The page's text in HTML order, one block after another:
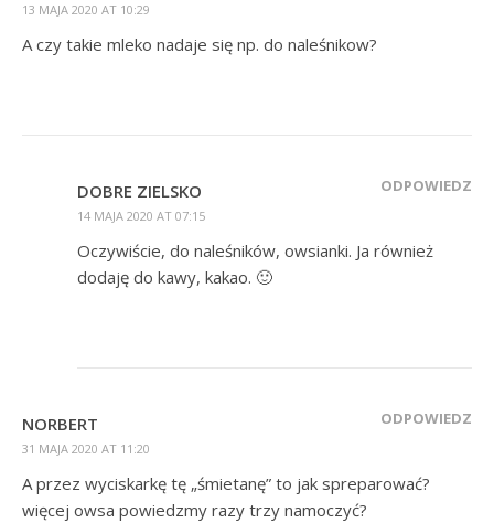
13 MAJA 2020 AT 10:29
A czy takie mleko nadaje się np. do naleśnikow?
DOBRE ZIELSKO
14 MAJA 2020 AT 07:15
ODPOWIEDZ
Oczywiście, do naleśników, owsianki. Ja również
dodaję do kawy, kakao. 🙂
NORBERT
31 MAJA 2020 AT 11:20
ODPOWIEDZ
A przez wyciskarkę tę „śmietanę” to jak spreparować?
więcej owsa powiedzmy razy trzy namoczyć?